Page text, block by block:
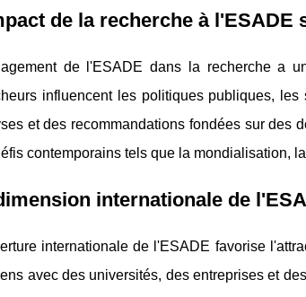
de la recherche à l'ESADE
de l'ESADE dans la recherche a
influencent les politiques publiques,
et des recommandations fondées sur des
contemporains tels que la mondialisation,
internationale de
internationale de l'ESADE favorise
avec des universités, des entreprises et